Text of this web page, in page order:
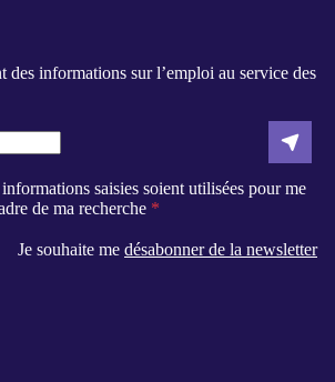
des informations sur l’emploi au service des
saisies soient utilisées pour me
de ma recherche
Je souhaite me désabonner de la newsletter